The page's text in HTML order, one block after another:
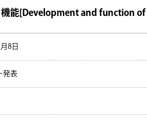
能[Development and function
8日
発表